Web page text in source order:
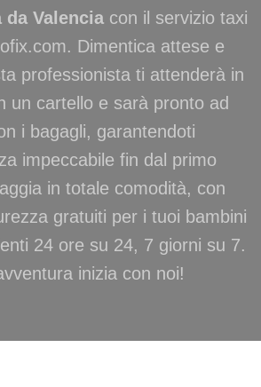
da Valencia con il servizio taxi
Dimentica attese e
professionista ti attenderà in
un cartello e sarà pronto ad
i bagagli, garantendoti
impeccabile fin dal primo
in totale comodità, con
gratuiti per i tuoi bambini
24 ore su 24, 7 giorni su 7.
inizia con noi!